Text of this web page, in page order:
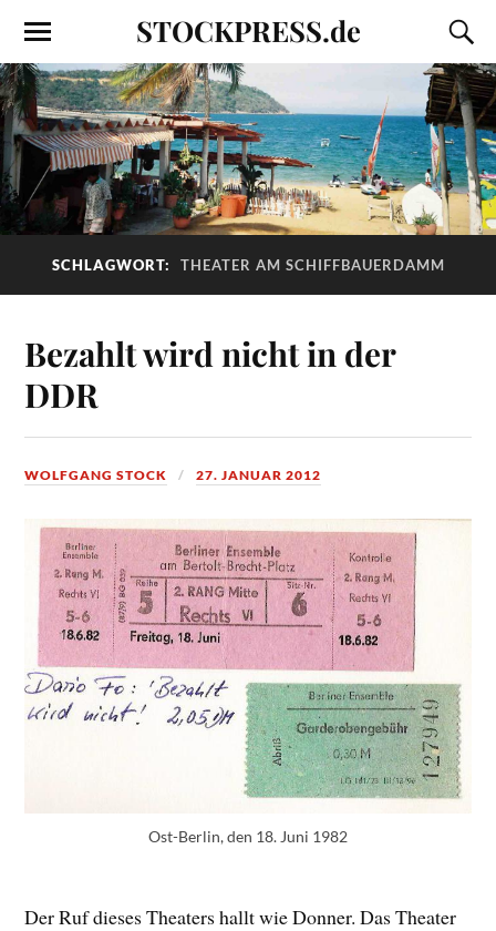
STOCKPRESS.de
SCHLAGWORT: THEATER AM SCHIFFBAUERDAMM
Bezahlt wird nicht in der
DDR
WOLFGANG STOCK 27. JANUAR 2012
Ost-Berlin, den 18. Juni 1982
Der Ruf dieses Theaters hallt wie Donner. Das Theater